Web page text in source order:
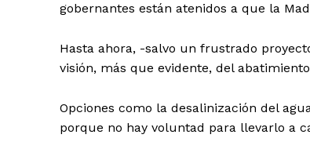
gobernantes están atenidos a que la
Hasta ahora, -salvo un frustrado
visión, más que evidente, del
Opciones como la desalinización del
porque no hay voluntad para llevarlo a